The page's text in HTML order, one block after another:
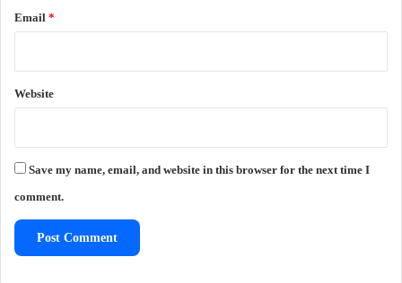
Email *
Website
Save my name, email, and website in this browser for the next time I
comment.